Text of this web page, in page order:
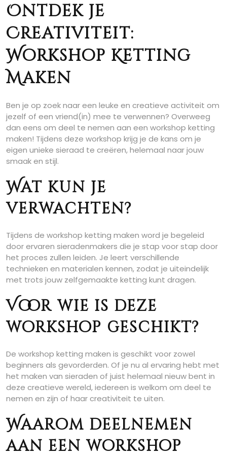
Ontdek je
Creativiteit:
Workshop Ketting
Maken
Ben je op zoek naar een leuke en creatieve activiteit om
jezelf of een vriend(in) mee te verwennen? Overweeg
dan eens om deel te nemen aan een workshop ketting
maken! Tijdens deze workshop krijg je de kans om je
eigen unieke sieraad te creëren, helemaal naar jouw
smaak en stijl.
Wat kun je
verwachten?
Tijdens de workshop ketting maken word je begeleid
door ervaren sieradenmakers die je stap voor stap door
het proces zullen leiden. Je leert verschillende
technieken en materialen kennen, zodat je uiteindelijk
met trots jouw zelfgemaakte ketting kunt dragen.
Voor wie is deze
workshop geschikt?
De workshop ketting maken is geschikt voor zowel
beginners als gevorderden. Of je nu al ervaring hebt met
het maken van sieraden of juist helemaal nieuw bent in
deze creatieve wereld, iedereen is welkom om deel te
nemen en zijn of haar creativiteit te uiten.
Waarom deelnemen
aan een workshop